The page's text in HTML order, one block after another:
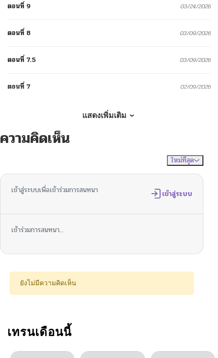
ตอนที่ 9 03/24/2026
ตอนที่ 8 03/09/2026
ตอนที่ 7.5 03/09/2026
ตอนที่ 7 02/09/2026
ตอนที่ 5
11/27/2024
ตอนที่ 3 11/27/2024
11/27/2024
แสดงเพิ่มเติม
ความคิดเห็น
ใหม่ที่สุด
เข้าสู่ระบบเพื่อเข้าร่วมการสนทนา เข้าสู่ระบบ
เข้าร่วมการสนทนา...
ยังไม่มีความคิดเห็น
เทรนเดือนนี้